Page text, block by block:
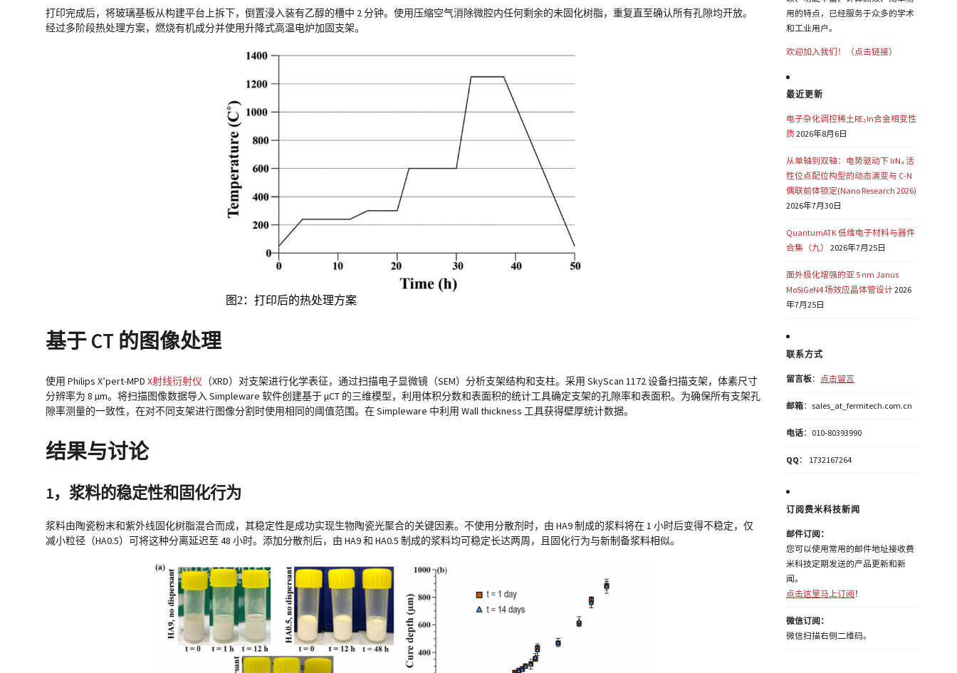
打印完成后，将玻璃基板从构建平台上拆下，倒置浸入装有乙醇的槽中 2 分钟。使用压缩空气消除微腔内任何剩余的未固化树脂，重复直至确认所有孔隙均开放。
经过多阶段热处理方案，燃烧有机成分并使用升降式高温电炉加固支架。
图2：打印后的热处理方案
基于 CT 的图像处理
使用 Philips X’pert-MPDX射线衍射仪 （XRD）对支架进行化学表征，通过扫描电子显微镜（SEM）分析支架结构和支柱。采用 SkyScan 1172 设备扫描支架，体素尺寸
分辨率为 8 µm。将扫描图像数据导入Simpleware 软件创建基于 μCT 的三维模型，利用体积分数和表面积的统计工具确定支架的孔隙率和表面积。为确保所有支架孔
隙率测量的一致性，在对不同支架进行图像分割时使用相同的阈值范围。在 Simpleware 中利用 Wall thickness 工具获得壁厚统计数据。
结果与讨论
1，浆料的稳定性和固化行为
浆料由陶瓷粉末和紫外线固化树脂混合而成，其稳定性是成功实现生物陶瓷光聚合的关键因素。不使用分散剂时，由 HA9 制成的浆料将在 1 小时后变得不稳定，仅
减小粒径（HA0.5）可将这种分离延迟至 48 小时。添加分散剂后，由 HA9 和 HA0.5 制成的浆料均可稳定长达两周，且固化行为与新制备浆料相似。
用的特点，已经服务于众多的学术
和工业用户。
欢迎加入我们！（点击链接）
最近更新
电子杂化调控稀土RE₂In合金相变性
质2026年8月6日
从单轴到双轴：电势驱动下 IrN₄ 活
性位点配位构型的动态演变与 C-N
偶联前体锁定(Nano Research 2026)
2026年7月30日
QuantumATK 低维电子材料与器件
合集（九）
2026年7月25日
面外极化增强的亚 5 nm Janus
MoSiGeN4 场效应晶体管设计2026
年7月25日
联系方式
留言板： 点击留言
邮箱：sales_at_fermitech.com.cn
电话：010-80393990
QQ ： 1732167264
订阅费米科技新闻
邮件订阅：
您可以使用常用的邮件地址接收费
米科技定期发送的产品更新和新
闻。
点击这里马上订阅 ！
微信订阅：
微信扫描右侧二维码。